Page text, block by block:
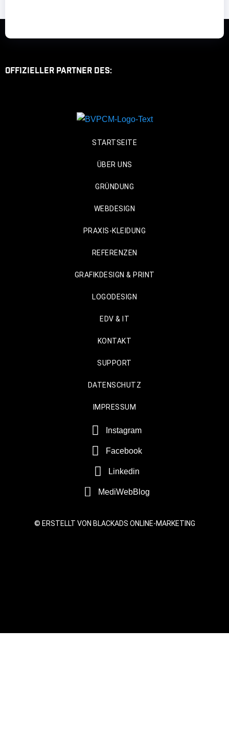
Offizieller Partner des:
STARTSEITE
ÜBER UNS
GRÜNDUNG
WEBDESIGN
PRAXIS-KLEIDUNG
REFERENZEN
GRAFIKDESIGN & PRINT
LOGODESIGN
EDV & IT
KONTAKT
SUPPORT
DATENSCHUTZ
IMPRESSUM
Instagram
Facebook
Linkedin
MediWebBlog
© ERSTELLT VON BLACKADS ONLINE-MARKETING